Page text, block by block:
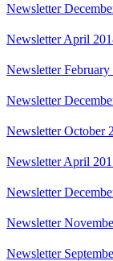
Newsletter
Newsletter April
Newsletter
Newsletter
Newsletter October
Newsletter April
Newsletter
Newsletter
Newsletter